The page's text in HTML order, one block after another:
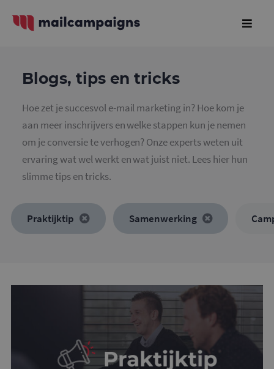
Blogs, tips en tricks
Hoe zet je succesvol e-mail marketing in? Hoe kom je
aan meer inschrijvers en welke stappen kun je nemen
om je conversie te verhogen? Onze experts weten uit
ervaring wat wel werkt en wat juist niet. Lees hier hun
slimme tips en tricks.
Praktijktip Samenwerking